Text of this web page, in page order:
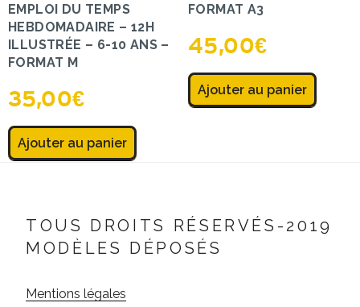
EMPLOI DU TEMPS
HEBDOMADAIRE – 12H
ILLUSTRÉE – 6-10 ANS –
FORMAT M
35,00€
Ajouter au panier
FORMAT A3
45,00€
Ajouter au panier
TOUS DROITS RÉSERVÉS-2019
MODÈLES DÉPOSÉS
Mentions légales